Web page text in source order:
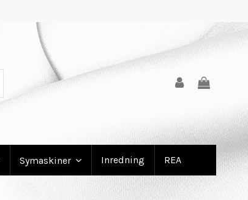
Symaskiner Inredning REA